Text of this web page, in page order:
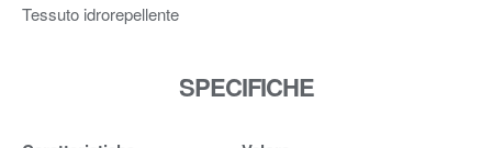
Tessuto idrorepellente
SPECIFICHE